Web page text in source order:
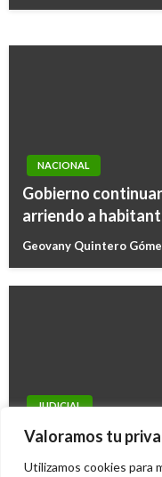
Valoramos tu
Utilizamos cookies para
NACIONAL
Gobierno
arriendo a
Geovany Quintero
JUDICIAL
No prosperó